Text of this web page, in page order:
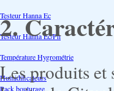
Testeur Hanna Ec
Testeur Hanna Ec/Ph
Température Hygrométrie
Humidificateurs
Pack bouturage
2.
Les produits et